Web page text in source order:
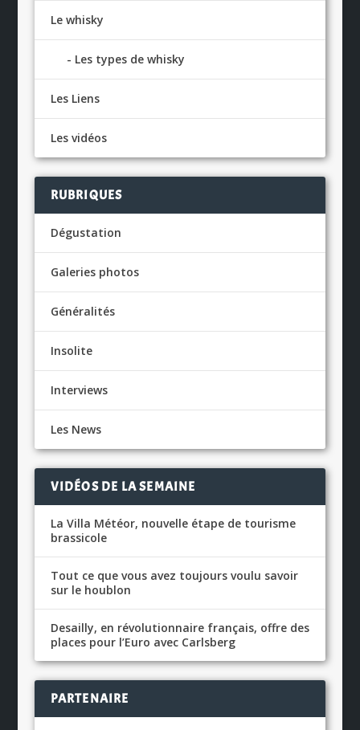
Le whisky
Les types de whisky
Les Liens
Les vidéos
RUBRIQUES
Dégustation
Galeries photos
Généralités
Insolite
Interviews
Les News
VIDÉOS DE LA SEMAINE
La Villa Météor, nouvelle étape de tourisme
brassicole
Tout ce que vous avez toujours voulu savoir
sur le houblon
Desailly, en révolutionnaire français, offre des
places pour l’Euro avec Carlsberg
PARTENAIRE